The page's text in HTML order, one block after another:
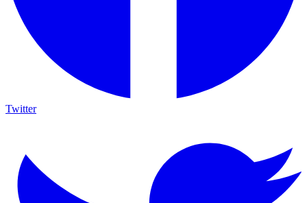
Twitter